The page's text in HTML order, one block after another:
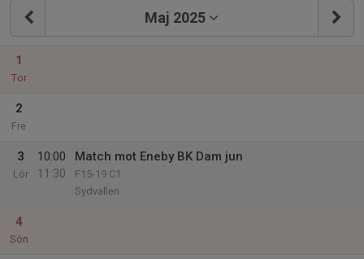
Maj 2025
1
Tor
2
Fre
3
Lör
10:00
11:30
Match mot Eneby BK Dam jun
F15-19 C1
Sydvallen
4
Sön